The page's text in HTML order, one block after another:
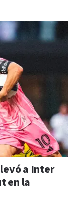
a Inter
en la